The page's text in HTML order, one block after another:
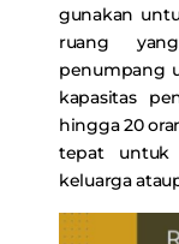
gunakan
ruang
penumpang
kapasitas
hingga 20
tepat untuk
keluarga